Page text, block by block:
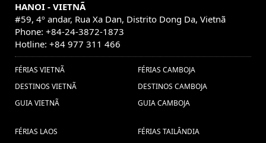
HANOI - VIETNÃ
#59, 4º andar, Rua Xa Dan, Distrito Dong Da, Vietnã
Phone: +84-24-3872-1873
Hotline: +84 977 311 466
FÉRIAS VIETNÃ
DESTINOS VIETNÃ
GUIA VIETNÃ
FÉRIAS CAMBOJA
DESTINOS CAMBOJA
GUIA CAMBOJA
FÉRIAS LAOS FÉRIAS TAILÂNDIA